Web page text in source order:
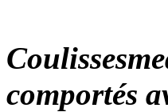
comportés